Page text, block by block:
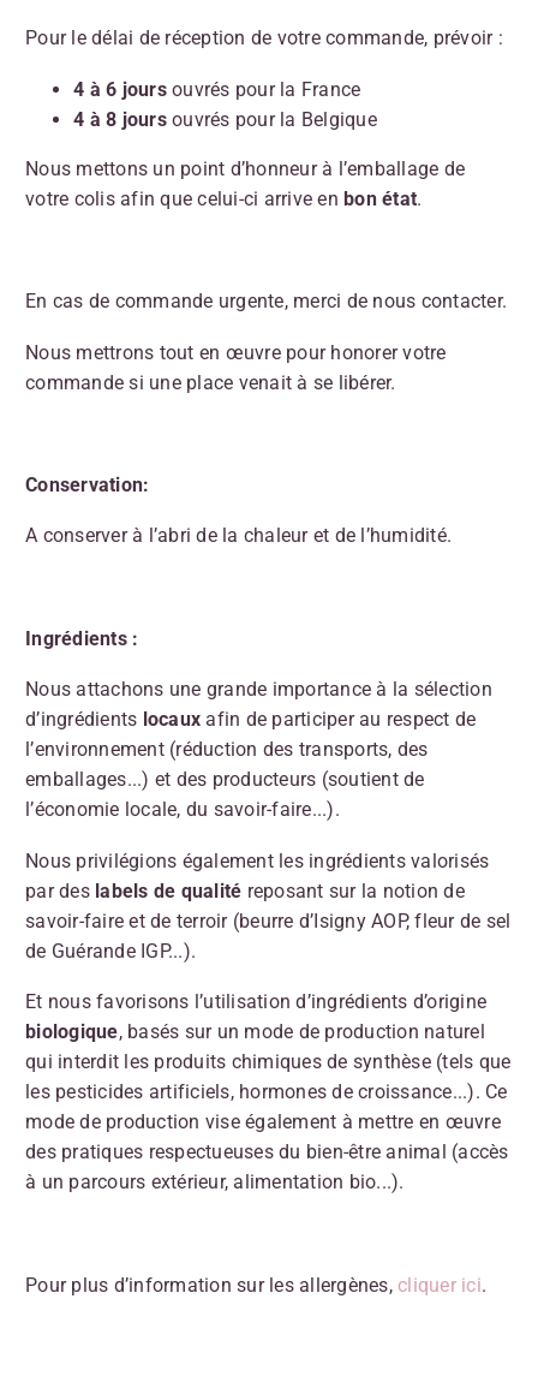
Pour le délai de réception de votre commande, prévoir :
4 à 6 jours ouvrés pour la France
4 à 8 jours ouvrés pour la Belgique
Nous mettons un point d’honneur à l’emballage de
votre colis afin que celui-ci arrive en bon état.
En cas de commande urgente, merci de nous contacter.
Nous mettrons tout en œuvre pour honorer votre
commande si une place venait à se libérer.
Conservation:
A conserver à l’abri de la chaleur et de l’humidité.
Ingrédients :
Nous attachons une grande importance à la sélection
d’ingrédients locaux afin de participer au respect de
l’environnement (réduction des transports, des
emballages...) et des producteurs (soutient de
l’économie locale, du savoir-faire...).
Nous privilégions également les ingrédients valorisés
par des labels de qualité reposant sur la notion de
savoir-faire et de terroir (beurre d’Isigny AOP, fleur de sel
de Guérande IGP...).
Et nous favorisons l’utilisation d’ingrédients d’origine
biologique, basés sur un mode de production naturel
qui interdit les produits chimiques de synthèse (tels que
les pesticides artificiels, hormones de croissance...). Ce
mode de production vise également à mettre en œuvre
des pratiques respectueuses du bien-être animal (accès
à un parcours extérieur, alimentation bio...).
Pour plus d’information sur les allergènes, cliquer ici.